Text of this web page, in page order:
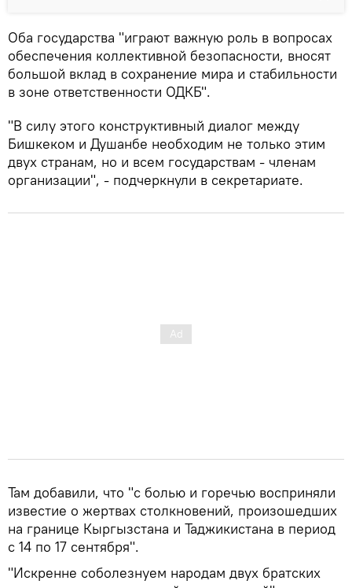
Оба государства "играют важную роль в вопросах
обеспечения коллективной безопасности, вносят
большой вклад в сохранение мира и стабильности
в зоне ответственности ОДКБ".
"В силу этого конструктивный диалог между
Бишкеком и Душанбе необходим не только этим
двух странам, но и всем государствам - членам
организации", - подчеркнули в секретариате.
Там добавили, что "с болью и горечью восприняли
известие о жертвах столкновений, произошедших
на границе Кыргызстана и Таджикистана в период
с 14 по 17 сентября".
"Искренне соболезнуем народам двух братских